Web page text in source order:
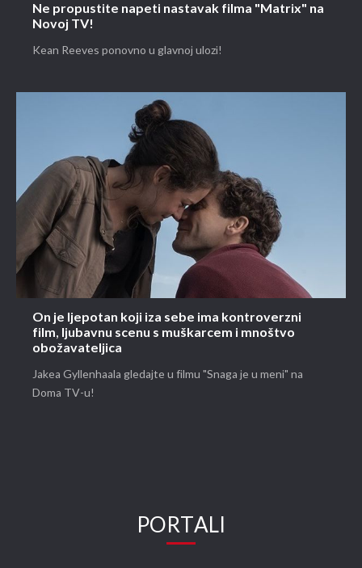
Ne propustite napeti nastavak filma "Matrix" na
Novoj TV!
Kean Reeves ponovno u glavnoj ulozi!
On je ljepotan koji iza sebe ima kontroverzni
film, ljubavnu scenu s muškarcem i mnoštvo
obožavateljica
Jakea Gyllenhaala gledajte u filmu "Snaga je u meni" na
Doma TV-u!
PORTALI